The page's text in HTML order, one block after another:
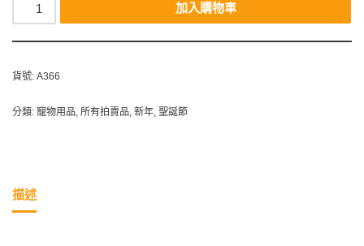
加入購物車
貨號: A366
分類: 寵物用品, 所有拍賣品, 新年, 聖誕節
描述